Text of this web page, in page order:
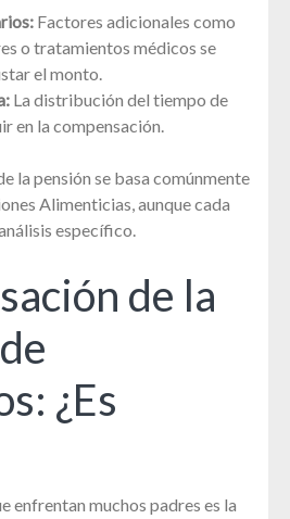
Factores adicionales como
o tratamientos médicos se
el monto.
La distribución del tiempo de
en la compensación.
la pensión se basa comúnmente
Alimenticias, aunque cada
específico.
de la
¿Es
enfrentan muchos padres es la